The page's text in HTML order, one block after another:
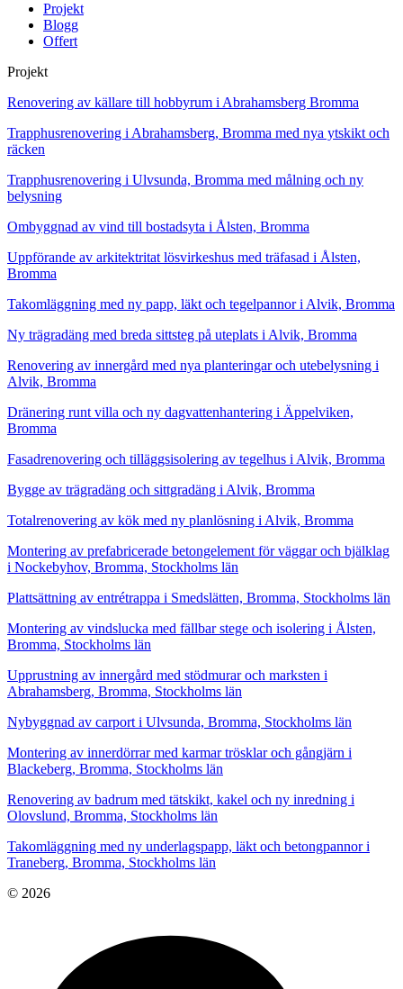
Projekt
Blogg
Offert
Projekt
Renovering av källare till hobbyrum i Abrahamsberg Bromma
Trapphusrenovering i Abrahamsberg, Bromma med nya ytskikt och
räcken
Trapphusrenovering i Ulvsunda, Bromma med målning och ny
belysning
Ombyggnad av vind till bostadsyta i Ålsten, Bromma
Uppförande av arkitektritat lösvirkeshus med träfasad i Ålsten,
Bromma
Takomläggning med ny papp, läkt och tegelpannor i Alvik, Bromma
Ny trägradäng med breda sittsteg på uteplats i Alvik, Bromma
Renovering av innergård med nya planteringar och utebelysning i
Alvik, Bromma
Dränering runt villa och ny dagvattenhantering i Äppelviken,
Bromma
Fasadrenovering och tilläggsisolering av tegelhus i Alvik, Bromma
Bygge av trägradäng och sittgradäng i Alvik, Bromma
Totalrenovering av kök med ny planlösning i Alvik, Bromma
Montering av prefabricerade betongelement för väggar och bjälklag
i Nockebyhov, Bromma, Stockholms län
Plattsättning av entrétrappa i Smedslätten, Bromma, Stockholms län
Montering av vindslucka med fällbar stege och isolering i Ålsten,
Bromma, Stockholms län
Upprustning av innergård med stödmurar och marksten i
Abrahamsberg, Bromma, Stockholms län
Nybyggnad av carport i Ulvsunda, Bromma, Stockholms län
Montering av innerdörrar med karmar trösklar och gångjärn i
Blackeberg, Bromma, Stockholms län
Renovering av badrum med tätskikt, kakel och ny inredning i
Olovslund, Bromma, Stockholms län
Takomläggning med ny underlagspapp, läkt och betongpannor i
Traneberg, Bromma, Stockholms län
© 2026